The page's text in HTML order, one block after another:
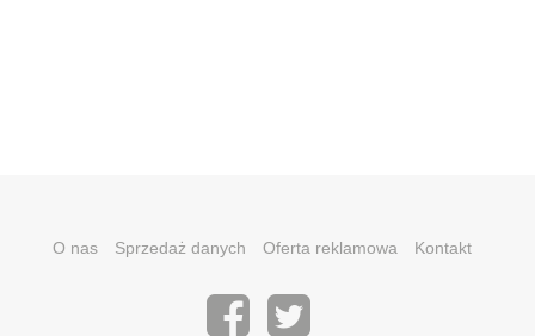
O nas Sprzedaż danych Oferta reklamowa Kontakt